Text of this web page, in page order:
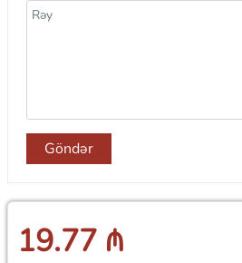
Göndər
19.77 ₼